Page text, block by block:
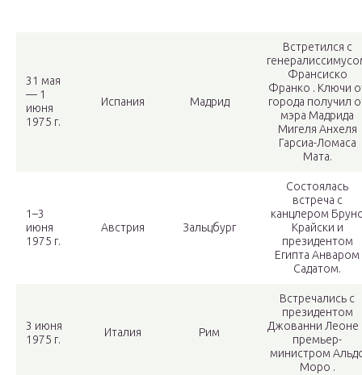
31 мая
— 1
июня
1975 г.
Испания Мадрид
Встретился с
Франсиско
Франко . Ключи
города получил
мэра Мадрида
Мигеля Анхеля
Гарсиа-Ломаса
Мата.
1–3
июня
1975 г.
Австрия Зальцбург
Состоялась
встреча с
канцлером
Крайски и
президентом
Египта Анваром
Садатом.
3 июня
1975 г.
Италия Рим
Встречались с
президентом
Джованни Леоне
премьер-
министром
Моро .